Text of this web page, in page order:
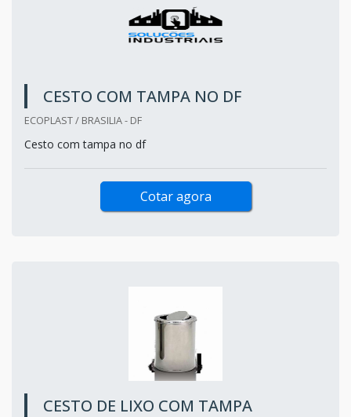
CESTO COM TAMPA NO DF
ECOPLAST / BRASILIA - DF
Cesto com tampa no df
Cotar agora
CESTO DE LIXO COM TAMPA